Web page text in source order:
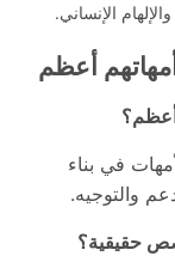
الإنساني.
أعظم
أعظم؟
في بناء
والتوجيه.
حقيقية؟